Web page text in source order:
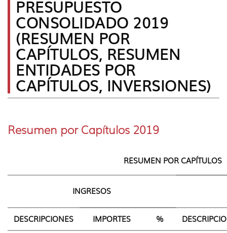
idioma
PRESUPUESTO
CONSOLIDADO 2019
(RESUMEN POR
CAPÍTULOS, RESUMEN
ENTIDADES POR
CAPÍTULOS, INVERSIONES)
Resumen por Capítulos 2019
RESUMEN POR CAPÍTULOS
INGRESOS
DESCRIPCIONES IMPORTES %